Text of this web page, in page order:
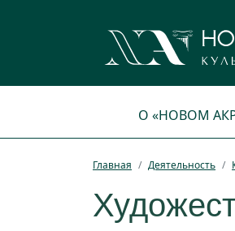
О «НОВОМ
Главная Деятельность